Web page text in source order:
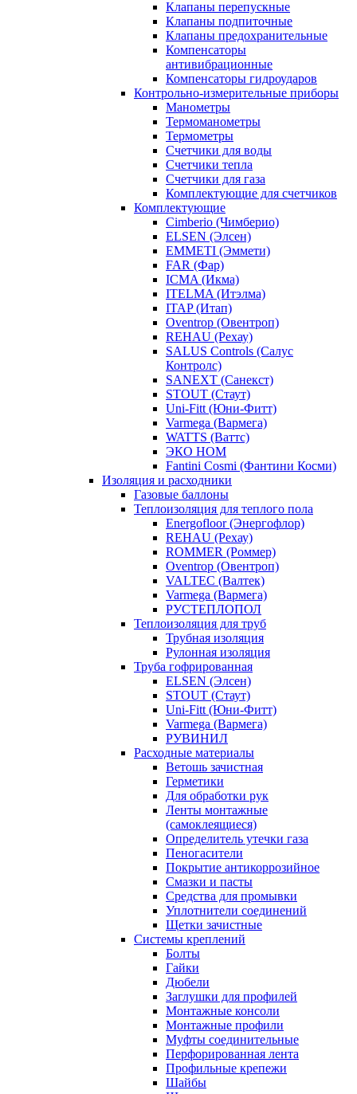
Клапаны перепускные
Клапаны подпиточные
Клапаны предохранительные
Компенсаторы
антивибрационные
Компенсаторы гидроударов
Контрольно-измерительные приборы
Манометры
Термоманометры
Термометры
Счетчики для воды
Счетчики тепла
Счетчики для газа
Комплектующие для счетчиков
Комплектующие
Cimberio (Чимберио)
ELSEN (Элсен)
EMMETI (Эммети)
FAR (Фар)
ICMA (Икма)
ITELMA (Итэлма)
ITAP (Итап)
Oventrop (Овентроп)
REHAU (Рехау)
SALUS Controls (Салус
Контролс)
SANEXT (Санекст)
STOUT (Стаут)
Uni-Fitt (Юни-Фитт)
Varmega (Вармега)
WATTS (Ваттс)
ЭКО НОМ
Fantini Cosmi (Фантини Косми)
Изоляция и расходники
Газовые баллоны
Теплоизоляция для теплого пола
Energofloor (Энергофлор)
REHAU (Рехау)
ROMMER (Роммер)
Oventrop (Овентроп)
VALTEC (Валтек)
Varmega (Вармега)
РУСТЕПЛОПОЛ
Теплоизоляция для труб
Трубная изоляция
Рулонная изоляция
Труба гофрированная
ELSEN (Элсен)
STOUT (Стаут)
Uni-Fitt (Юни-Фитт)
Varmega (Вармега)
РУВИНИЛ
Расходные материалы
Ветошь зачистная
Герметики
Для обработки рук
Ленты монтажные
(самоклеящиеся)
Определитель утечки газа
Пеногасители
Покрытие антикоррозийное
Смазки и пасты
Средства для промывки
Уплотнители соединений
Щетки зачистные
Системы креплений
Болты
Гайки
Дюбели
Заглушки для профилей
Монтажные консоли
Монтажные профили
Муфты соединительные
Перфорированная лента
Профильные крепежи
Шайбы